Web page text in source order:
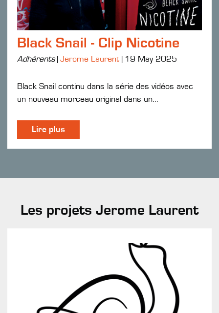
Black Snail - Clip Nicotine
Adhérents Jerome Laurent 19 May 2025
Black Snail continu dans la série des vidéos avec
un nouveau morceau original dans un...
Lire plus
Les projets Jerome Laurent